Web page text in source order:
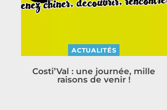
ACTUALITÉS
Costi’Val : une journée, mille
raisons de venir !